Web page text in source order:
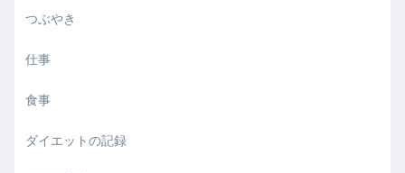
つぶやき
仕事
食事
ダイエットの記録